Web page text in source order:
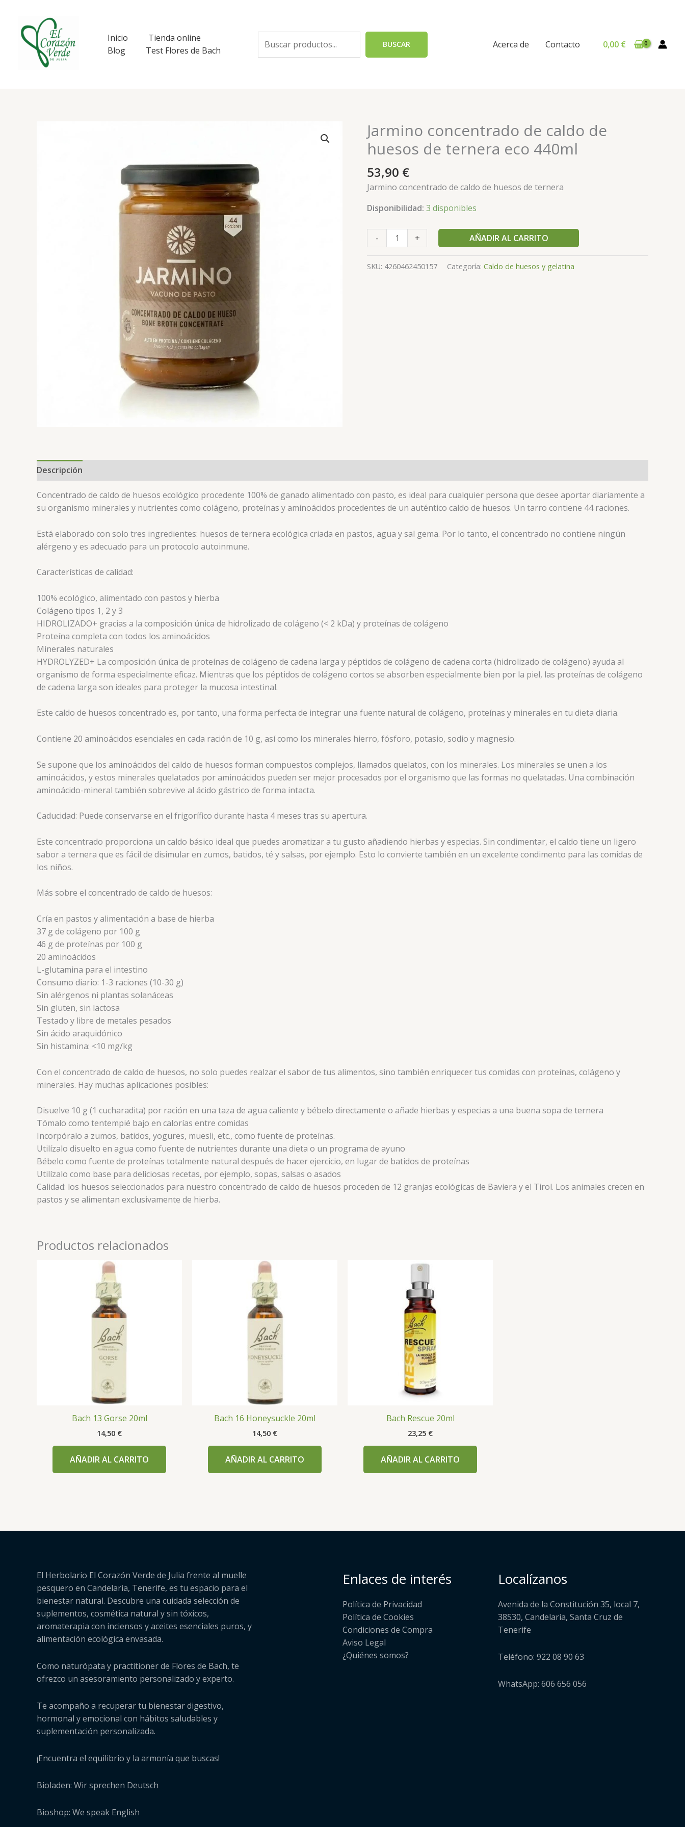
contenido
Inicio
Tienda online
Blog
Test Flores de Bach
BUSCAR Acerca de Contacto 0,00 €
Jarmino concentrado de caldo de
huesos de ternera eco 440ml
53,90 €
Jarmino concentrado de caldo de huesos de ternera
Disponibilidad: 3 disponibles
-
Jarmino
concentrado
de
de
huesos
de
ternera
eco
440ml
cantidad
+ AÑADIR AL CARRITO
SKU: 4260462450157 Categoría: Caldo de huesos y gelatina
Descripción
Concentrado de caldo de huesos ecológico procedente 100% de ganado alimentado con pasto, es ideal para cualquier persona que desee aportar diariamente a
su organismo minerales y nutrientes como colágeno, proteínas y aminoácidos procedentes de un auténtico caldo de huesos. Un tarro contiene 44 raciones.
Está elaborado con solo tres ingredientes: huesos de ternera ecológica criada en pastos, agua y sal gema. Por lo tanto, el concentrado no contiene ningún
alérgeno y es adecuado para un protocolo autoinmune.
Características de calidad:
100% ecológico, alimentado con pastos y hierba
Colágeno tipos 1, 2 y 3
HIDROLIZADO+ gracias a la composición única de hidrolizado de colágeno (< 2 kDa) y proteínas de colágeno
Proteína completa con todos los aminoácidos
Minerales naturales
HYDROLYZED+ La composición única de proteínas de colágeno de cadena larga y péptidos de colágeno de cadena corta (hidrolizado de colágeno) ayuda al
organismo de forma especialmente eficaz. Mientras que los péptidos de colágeno cortos se absorben especialmente bien por la piel, las proteínas de colágeno
de cadena larga son ideales para proteger la mucosa intestinal.
Este caldo de huesos concentrado es, por tanto, una forma perfecta de integrar una fuente natural de colágeno, proteínas y minerales en tu dieta diaria.
Contiene 20 aminoácidos esenciales en cada ración de 10 g, así como los minerales hierro, fósforo, potasio, sodio y magnesio.
Se supone que los aminoácidos del caldo de huesos forman compuestos complejos, llamados quelatos, con los minerales. Los minerales se unen a los
aminoácidos, y estos minerales quelatados por aminoácidos pueden ser mejor procesados por el organismo que las formas no quelatadas. Una combinación
aminoácido-mineral también sobrevive al ácido gástrico de forma intacta.
Caducidad: Puede conservarse en el frigorífico durante hasta 4 meses tras su apertura.
Este concentrado proporciona un caldo básico ideal que puedes aromatizar a tu gusto añadiendo hierbas y especias. Sin condimentar, el caldo tiene un ligero
sabor a ternera que es fácil de disimular en zumos, batidos, té y salsas, por ejemplo. Esto lo convierte también en un excelente condimento para las comidas de
los niños.
Más sobre el concentrado de caldo de huesos:
Cría en pastos y alimentación a base de hierba
37 g de colágeno por 100 g
46 g de proteínas por 100 g
20 aminoácidos
L-glutamina para el intestino
Consumo diario: 1-3 raciones (10-30 g)
Sin alérgenos ni plantas solanáceas
Sin gluten, sin lactosa
Testado y libre de metales pesados
Sin ácido araquidónico
Sin histamina: <10 mg/kg
Con el concentrado de caldo de huesos, no solo puedes realzar el sabor de tus alimentos, sino también enriquecer tus comidas con proteínas, colágeno y
minerales. Hay muchas aplicaciones posibles:
Disuelve 10 g (1 cucharadita) por ración en una taza de agua caliente y bébelo directamente o añade hierbas y especias a una buena sopa de ternera
Tómalo como tentempié bajo en calorías entre comidas
Incorpóralo a zumos, batidos, yogures, muesli, etc., como fuente de proteínas.
Utilízalo disuelto en agua como fuente de nutrientes durante una dieta o un programa de ayuno
Bébelo como fuente de proteínas totalmente natural después de hacer ejercicio, en lugar de batidos de proteínas
Utilízalo como base para deliciosas recetas, por ejemplo, sopas, salsas o asados
Calidad: los huesos seleccionados para nuestro concentrado de caldo de huesos proceden de 12 granjas ecológicas de Baviera y el Tirol. Los animales crecen en
pastos y se alimentan exclusivamente de hierba.
Productos relacionados
Bach 13 Gorse 20ml
14,50 €
AÑADIR AL CARRITO
Bach 16 Honeysuckle 20ml
14,50 €
AÑADIR AL CARRITO
Bach Rescue 20ml
23,25 €
AÑADIR AL CARRITO
El Herbolario El Corazón Verde de Julia frente al muelle
pesquero en Candelaria, Tenerife, es tu espacio para el
bienestar natural. Descubre una cuidada selección de
suplementos, cosmética natural y sin tóxicos,
aromaterapia con inciensos y aceites esenciales puros, y
alimentación ecológica envasada.
Como naturópata y practitioner de Flores de Bach, te
ofrezco un asesoramiento personalizado y experto.
Te acompaño a recuperar tu bienestar digestivo,
hormonal y emocional con hábitos saludables y
suplementación personalizada.
¡Encuentra el equilibrio y la armonía que buscas!
Bioladen: Wir sprechen Deutsch
Bioshop: We speak English
Enlaces de interés
Política de Privacidad
Política de Cookies
Condiciones de Compra
Aviso Legal
¿Quiénes somos?​
Localízanos
Avenida de la Constitución 35, local 7,
38530, Candelaria, Santa Cruz de
Tenerife
Teléfono: 922 08 90 63
WhatsApp: 606 656 056